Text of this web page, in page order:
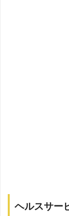
ヘルスサー